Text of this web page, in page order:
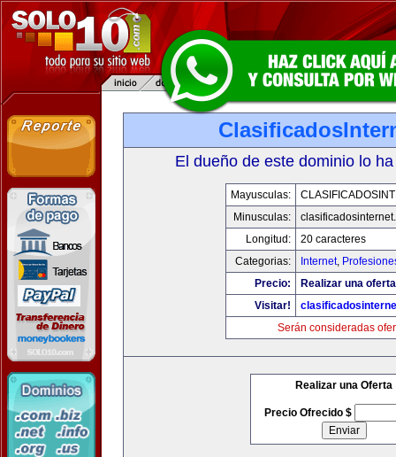
El dueño de este dominio lo
Mayusculas:
Minusculas:
Longitud:
20 caracteres
Categorias:
Internet,
Precio:
Realizar una
Visitar!
Serán consideradas
Realizar una Oferta
Precio Ofrecido $